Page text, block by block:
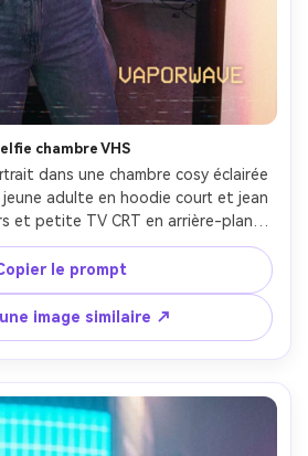
chambre VHS
dans une chambre cosy éclairée
jeune adulte en hoodie court et jean
et petite TV CRT en arrière-plan,
bruit de bande, légère dérive de
iPhone mais photo pro, aspect
doux, détail visage photoréaliste,
pink-cyan --ar 4:5
le prompt
image similaire ↗
des images IA
100 %
gratuit!
Gratuitement →